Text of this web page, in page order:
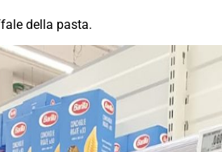
della pasta.